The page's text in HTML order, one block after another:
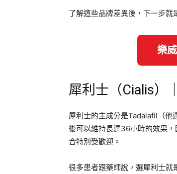
了解這些品牌差異後，下一步就
樂
犀利士（Cialis）
犀利士的主成分是Tadalafil（他
後可以維持長達36小時的效果
合特別受歡迎。
很多患者跟藥師說，選犀利士就